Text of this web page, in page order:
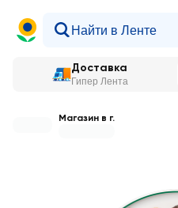
Доставка
Гипер Лента
Магазин в г.